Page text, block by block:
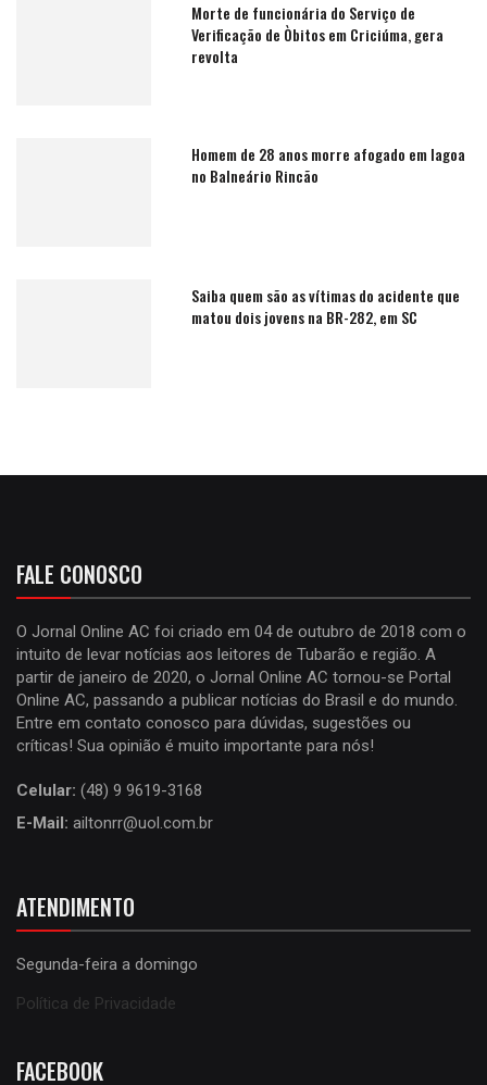
Morte de funcionária do Serviço de
Verificação de Òbitos em Criciúma, gera
revolta
Homem de 28 anos morre afogado em lagoa
no Balneário Rincão
Saiba quem são as vítimas do acidente que
matou dois jovens na BR-282, em SC
FALE CONOSCO
O Jornal Online AC foi criado em 04 de outubro de 2018 com o
intuito de levar notícias aos leitores de Tubarão e região. A
partir de janeiro de 2020, o Jornal Online AC tornou-se Portal
Online AC, passando a publicar notícias do Brasil e do mundo.
Entre em contato conosco para dúvidas, sugestões ou
críticas! Sua opinião é muito importante para nós!
Celular: (48) 9 9619-3168
E-Mail: ailtonrr@uol.com.br
ATENDIMENTO
Segunda-feira a domingo
Política de Privacidade
FACEBOOK